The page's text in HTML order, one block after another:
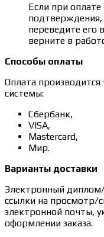
Если при
подтверждения,
переведите его
верните в
Способы оплаты
Оплата
системы:
Сбербанк,
VISA,
Mastercard,
Мир.
Варианты доставки
Электронный
ссылки на просмотр/
электронной почты,
оформлении заказа.